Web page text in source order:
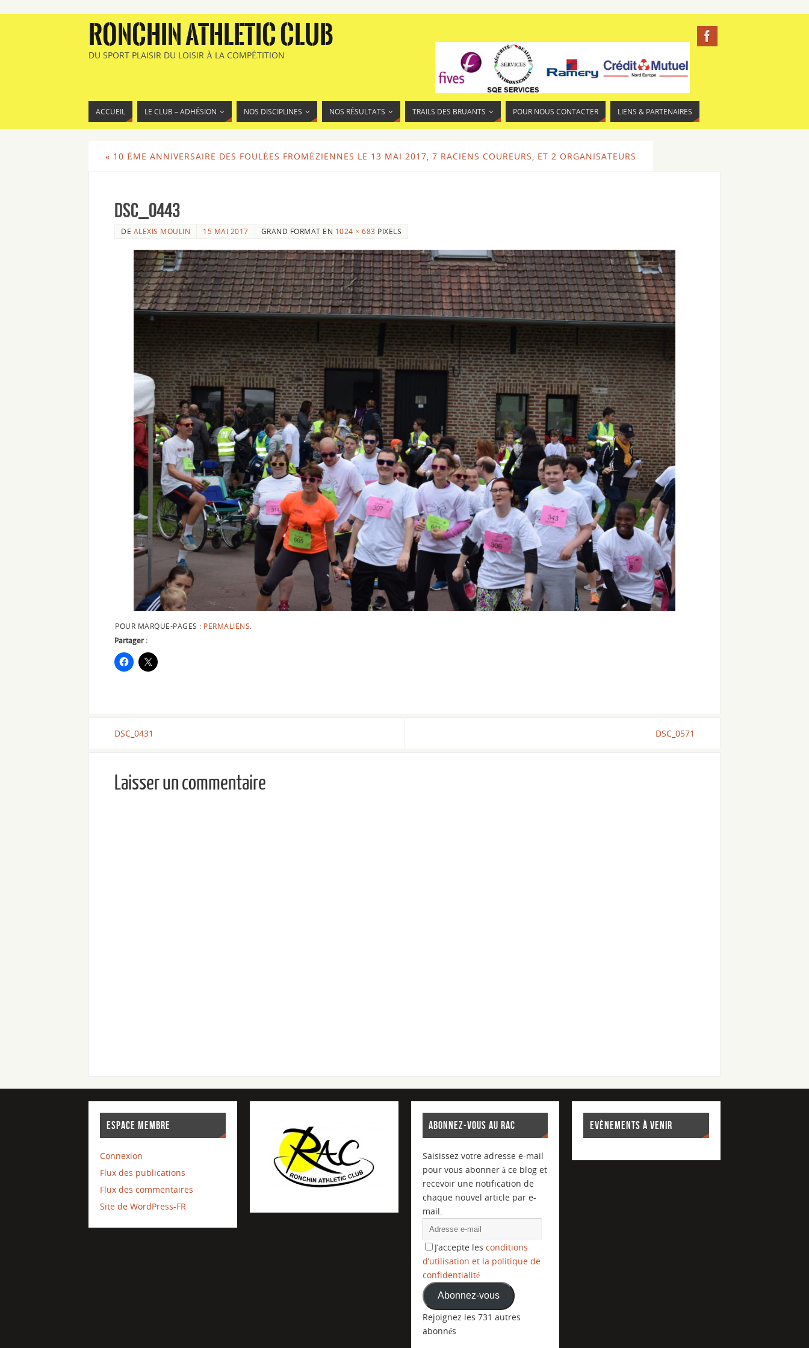
RONCHIN ATHLETIC CLUB
DU SPORT PLAISIR DU LOISIR À LA COMPÉTITION
ACCUEIL LE CLUB – ADHÉSION NOS DISCIPLINES NOS RÉSULTATS TRAILS DES BRUANTS POUR NOUS CONTACTER LIENS & PARTENAIRES
« 10 ÈME ANNIVERSAIRE DES FOULÉES FROMÉZIENNES LE 13 MAI 2017, 7 RACIENS COUREURS, ET 2 ORGANISATEURS
DSC_0443
DE ALEXIS MOULIN 15 MAI 2017 GRAND FORMAT EN 1024 × 683 PIXELS
POUR MARQUE-PAGES : PERMALIENS
Partager :
DSC_0431 DSC_0571
Laisser un commentaire
ESPACE MEMBRE
Connexion
Flux des publications
Flux des commentaires
Site de WordPress-FR
ABONNEZ-VOUS AU RAC
Saisissez votre adresse e-mail
pour vous abonner à ce blog et
recevoir une notification de
chaque nouvel article par e-
mail.
J’accepte les conditions
d’utilisation et la politique de
confidentialité
Abonnez-vous
Rejoignez les 731 autres
abonnés
EVÈNEMENTS À VENIR